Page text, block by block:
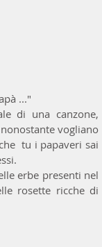
..."
di una canzone,
vogliano
tu i papaveri sai
rosette ricche di